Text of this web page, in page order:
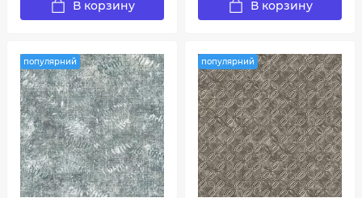
В корзину В корзину
популярний популярний